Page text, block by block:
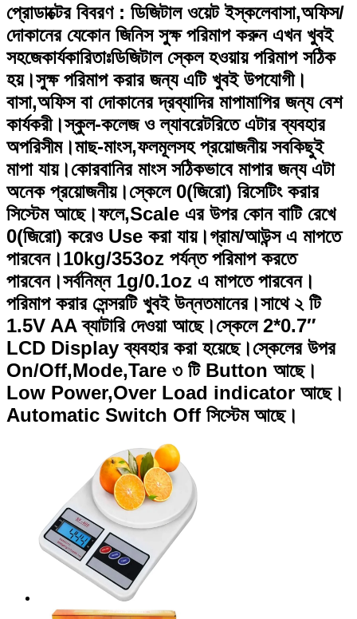
প্রোডাক্টের বিবরণ : ডিজিটাল ওয়েট ইস্কলেবাসা,অফিস/
দোকানের যেকোন জিনিস সুক্ষ পরিমাপ করুন এখন খুবই
সহজেকার্যকারিতাঃডিজিটাল স্কেল হওয়ায় পরিমাপ সঠিক
হয়।সুক্ষ পরিমাপ করার জন্য এটি খুবই উপযোগী।
বাসা,অফিস বা দোকানের দ্রব্যাদির মাপামাপির জন্য বেশ
কার্যকরী।স্কুল-কলেজ ও ল্যাবরেটরিতে এটার ব্যবহার
অপরিসীম।‍মাছ-মাংস,ফলমূলসহ প্রয়োজনীয় সবকিছুই
মাপা যায়।কোরবানির মাংস সঠিকভাবে মাপার জন্য এটা
অনেক প্রয়োজনীয়।স্কেলে 0(জিরো) রিসেটিং করার
সিস্টেম আছে।ফলে,Scale এর উপর কোন বাটি রেখে
0(জিরো) করেও Use করা যায়।গ্রাম/আউন্স এ মাপতে
পারবেন।10kg/353oz পর্যন্ত পরিমাপ করতে
পারবেন।সর্বনিম্ন 1g/0.1oz এ মাপতে পারবেন।
পরিমাপ করার সেন্সরটি খুবই উন্নতমানের।সাথে ২ টি
1.5V AA ব্যাটারি দেওয়া আছে।স্কেলে 2*0.7″
LCD Display ব্যবহার করা হয়েছে।স্কেলের উপর
On/Off,Mode,Tare ৩ টি Button আছে।
Low Power,Over Load indicator আছে।
Automatic Switch Off সিস্টেম আছে।